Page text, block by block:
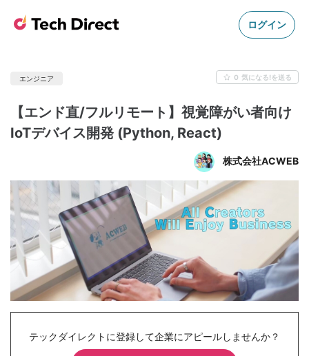
ログイン
エンジニア 0 気になる!を送る
【エンド直/フルリモート】視覚障がい者向け
IoTデバイス開発 (Python, React)
株式会社ACWEB
テックダイレクトに登録して企業にアピールしませんか？